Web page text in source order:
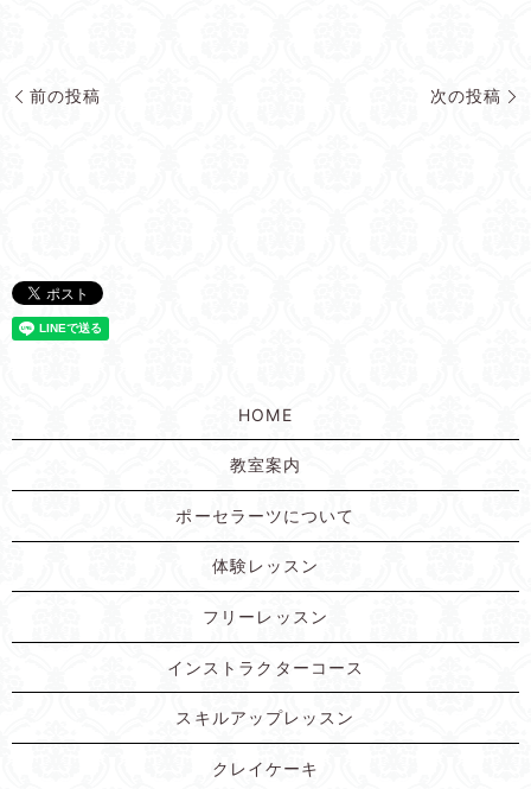
前の投稿 次の投稿
HOME
教室案内
ポーセラーツについて
体験レッスン
フリーレッスン
インストラクターコース
スキルアップレッスン
クレイケーキ